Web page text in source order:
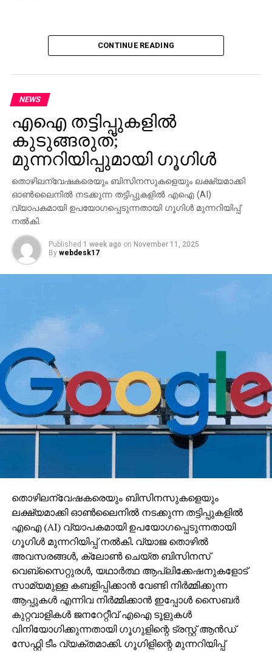
CONTINUE READING
NEWS
എഐ തട്ടിപ്പുകളില്‍
കുടുങ്ങരുത്;
മുന്നറിയിപ്പുമായി ഗൂഗിള്‍
തൊഴിലന്വേഷകരെയും ബിസിനസുകളെയും ലക്ഷ്യമാക്കി
ഓണ്‍ലൈനില്‍ നടക്കുന്ന തട്ടിപ്പുകളില്‍ എഐ (AI)
വ്യാപകമായി ഉപയോഗപ്പെടുന്നതായി ഗൂഗിള്‍ മുന്നറിയിപ്പ്
നല്‍കി.
Published 1 week ago on November 11, 2025
By webdesk17
തൊഴിലന്വേഷകരെയും ബിസിനസുകളെയും
ലക്ഷ്യമാക്കി ഓണ്‍ലൈനില്‍ നടക്കുന്ന തട്ടിപ്പുകളില്‍
എഐ (AI) വ്യാപകമായി ഉപയോഗപ്പെടുന്നതായി
ഗൂഗിള്‍ മുന്നറിയിപ്പ് നല്‍കി. വ്യാജ തൊഴില്‍
അവസരങ്ങള്‍, ക്ലോണ്‍ ചെയ്ത ബിസിനസ്
വെബ്‌സൈറ്റുരള്‍, യഥാര്‍ത്ഥ ആപ്ലിക്കേഷനുകളോട്
സാമ്യമുള്ള കബളിപ്പിക്കാന്‍ വേണ്ടി നിര്‍മ്മിക്കുന്ന
ആപ്പുകള്‍ എന്നിവ നിര്‍മ്മിക്കാന്‍ ഇപ്പോള്‍ സൈബര്‍
കുറ്റവാളികള്‍ ജനറേറ്റീവ് എഐ ടൂളുകള്‍
വിനിയോഗിക്കുന്നതായി ഗൂഗുളിന്റെ ട്രസ്റ്റ് ആന്‍ഡ്
സേഫ്റ്റി ടീം വ്യക്തമാക്കി. ഗൂഗിളിന്റെ മുന്നറിയിപ്പ്